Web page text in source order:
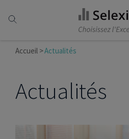
Accueil Actualités
Actualités